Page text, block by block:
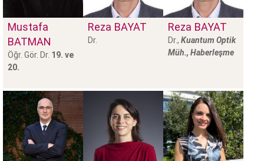
Mustafa
BATMAN
Öğr. Gör. Dr. 19. ve
20.
Reza BAYAT
Dr.
Reza BAYAT
Dr., Kuantum Optik
Müh., Haberleşme